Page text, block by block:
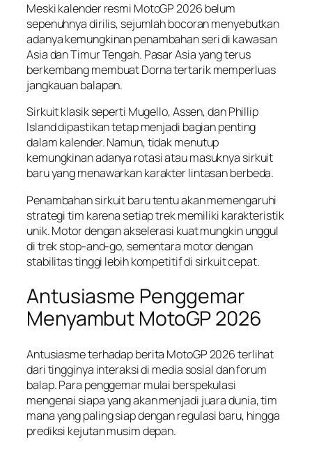
Meski kalender resmi MotoGP 2026 belum
sepenuhnya dirilis, sejumlah bocoran menyebutkan
adanya kemungkinan penambahan seri di kawasan
Asia dan Timur Tengah. Pasar Asia yang terus
berkembang membuat Dorna tertarik memperluas
jangkauan balapan.
Sirkuit klasik seperti Mugello, Assen, dan Phillip
Island dipastikan tetap menjadi bagian penting
dalam kalender. Namun, tidak menutup
kemungkinan adanya rotasi atau masuknya sirkuit
baru yang menawarkan karakter lintasan berbeda.
Penambahan sirkuit baru tentu akan memengaruhi
strategi tim karena setiap trek memiliki karakteristik
unik. Motor dengan akselerasi kuat mungkin unggul
di trek stop-and-go, sementara motor dengan
stabilitas tinggi lebih kompetitif di sirkuit cepat.
Antusiasme Penggemar
Menyambut MotoGP 2026
Antusiasme terhadap berita MotoGP 2026 terlihat
dari tingginya interaksi di media sosial dan forum
balap. Para penggemar mulai berspekulasi
mengenai siapa yang akan menjadi juara dunia, tim
mana yang paling siap dengan regulasi baru, hingga
prediksi kejutan musim depan.